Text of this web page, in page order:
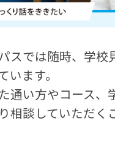
スでは随時、学校
います。
通い方やコース、
相談していただく